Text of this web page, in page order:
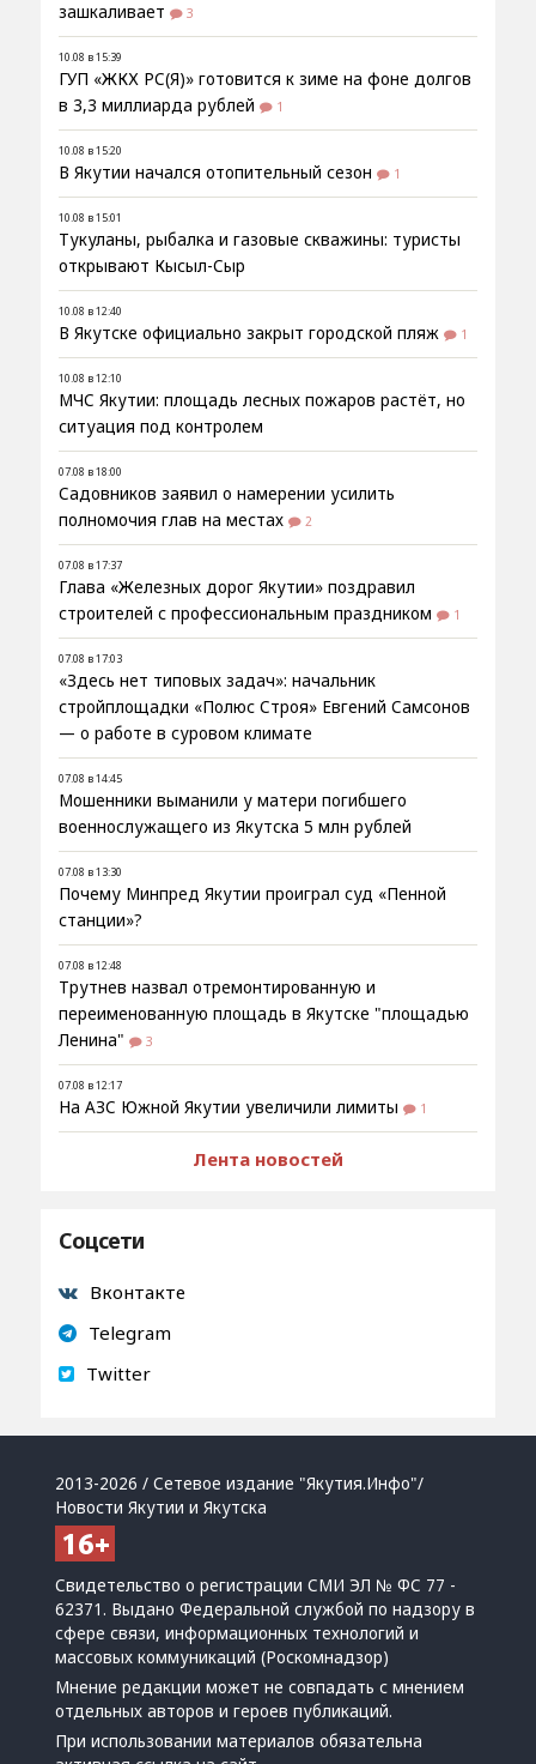
зашкаливает
3
10.08 в 15:39
ГУП «ЖКХ РС(Я)» готовится к зиме на фоне долгов
в 3,3 миллиарда рублей
1
10.08 в 15:20
В Якутии начался отопительный сезон 1
10.08 в 15:01
Тукуланы, рыбалка и газовые скважины: туристы
открывают Кысыл-Сыр
10.08 в 12:40
В Якутске официально закрыт городской пляж 1
10.08 в 12:10
МЧС Якутии: площадь лесных пожаров растёт, но
ситуация под контролем
07.08 в 18:00
Садовников заявил о намерении усилить
полномочия глав на местах
2
07.08 в 17:37
Глава «Железных дорог Якутии» поздравил
строителей с профессиональным праздником
1
07.08 в 17:03
«Здесь нет типовых задач»: начальник
стройплощадки «Полюс Строя» Евгений Самсонов
— о работе в суровом климате
07.08 в 14:45
Мошенники выманили у матери погибшего
военнослужащего из Якутска 5 млн рублей
07.08 в 13:30
Почему Минпред Якутии проиграл суд «Пенной
станции»?
07.08 в 12:48
Трутнев назвал отремонтированную и
переименованную площадь в Якутске "площадью
Ленина"
3
07.08 в 12:17
На АЗС Южной Якутии увеличили лимиты 1
Лента новостей
Соцсети
Вконтакте
Telegram
Twitter
2013-2026 / Сетевое издание "Якутия.Инфо"/
Новости Якутии и Якутска
Свидетельство о регистрации СМИ ЭЛ № ФС 77 -
62371. Выдано Федеральной службой по надзору в
сфере связи, информационных технологий и
массовых коммуникаций (Роскомнадзор)
Мнение редакции может не совпадать с мнением
отдельных авторов и героев публикаций.
При использовании материалов обязательна